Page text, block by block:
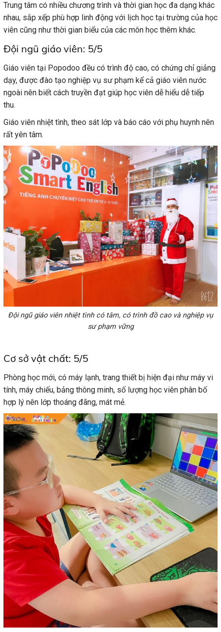
Trung tâm có nhiều chương trình và thời gian học đa dạng khác
nhau, sắp xếp phù hợp linh động với lịch học tại trường của học
viên cũng như thời gian biểu của các môn học thêm khác.
Đội ngũ giáo viên: 5/5
Giáo viên tại Popodoo đều có trình độ cao, có chứng chỉ giảng
dạy, được đào tạo nghiệp vụ sư phạm kể cả giáo viên nước
ngoài nên biết cách truyền đạt giúp học viên dễ hiểu dễ tiếp
thu.
Giáo viên nhiệt tình, theo sát lớp và báo cáo với phụ huynh nên
rất yên tâm.
Đội ngũ giáo viên nhiệt tình có tâm, có trình đồ cao và nghiệp vụ
sư phạm vững
Cơ sở vật chất: 5/5
Phòng học mới, có máy lạnh, trang thiết bị hiện đại như máy vi
tính, máy chiếu, bảng thông minh, số lượng học viên phân bố
hợp lý nên lớp thoáng đãng, mát mẻ.